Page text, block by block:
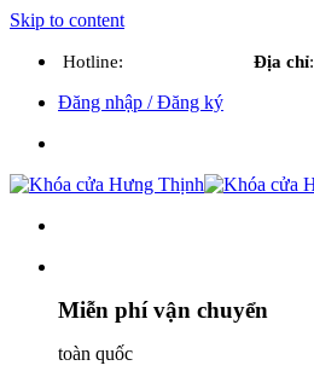
Skip to content
Hotline: Địa chỉ:
Đăng nhập / Đăng ký
Miễn phí vận chuyển
toàn quốc